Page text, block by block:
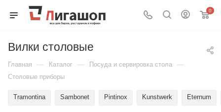
0
Вилки столовые
Главная — Каталог — Посуда и сервировка стола —
Столовые приборы
Tramontina Sambonet Pintinox Kunstwerk Eternum